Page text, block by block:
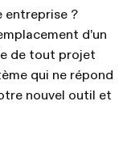
entreprise ?
d’un
de tout projet
qui ne répond
nouvel outil et